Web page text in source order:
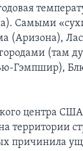
Самыми
(Аризона),
(там
Гэмпшир),
центра
территории
причинила